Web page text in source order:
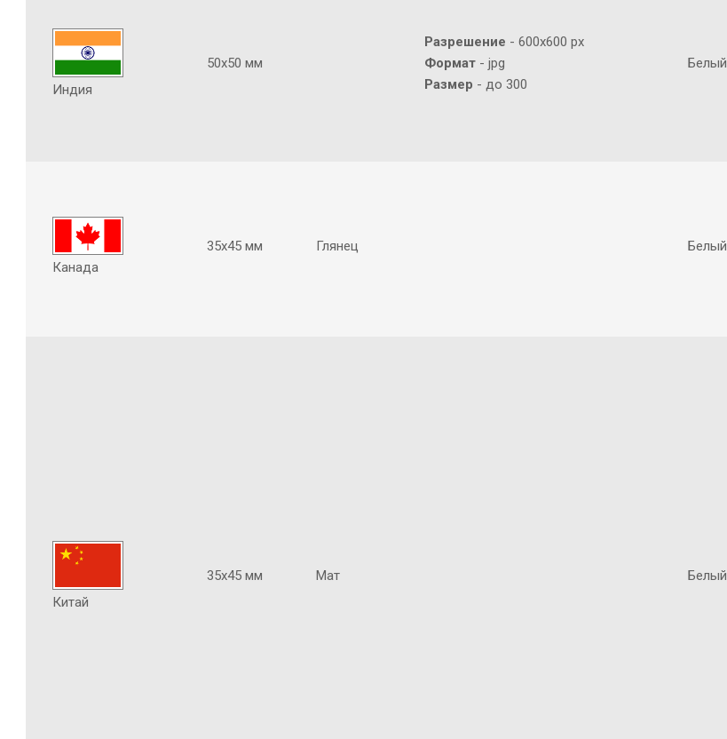
Индия
50х50 мм
Разрешение - 600х600 px
Формат - jpg
Размер - до 300
Белый
Канада
35х45 мм Глянец Белый
Китай
35х45 мм Мат Белый